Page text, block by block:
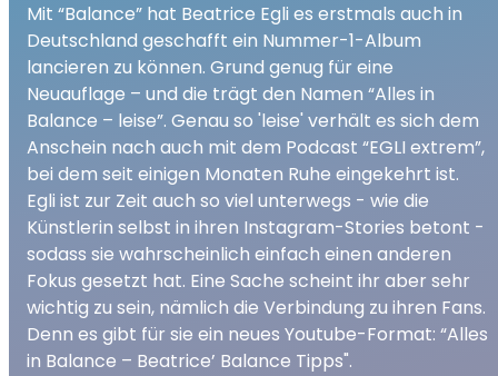
Mit “Balance” hat Beatrice Egli es erstmals auch in
Deutschland geschafft ein Nummer-1-Album
lancieren zu können. Grund genug für eine
Neuauflage – und die trägt den Namen “Alles in
Balance – leise”. Genau so 'leise' verhält es sich dem
Anschein nach auch mit dem Podcast “EGLI extrem”,
bei dem seit einigen Monaten Ruhe eingekehrt ist.
Egli ist zur Zeit auch so viel unterwegs - wie die
Künstlerin selbst in ihren Instagram-Stories betont -
sodass sie wahrscheinlich einfach einen anderen
Fokus gesetzt hat. Eine Sache scheint ihr aber sehr
wichtig zu sein, nämlich die Verbindung zu ihren Fans.
Denn es gibt für sie ein neues Youtube-Format: “Alles
in Balance – Beatrice’ Balance Tipps".